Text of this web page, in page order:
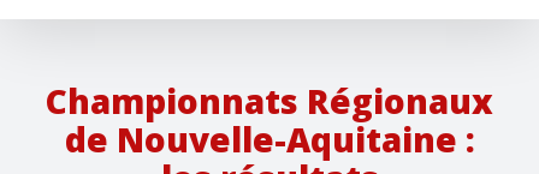
Championnats Régionaux
de Nouvelle-Aquitaine :